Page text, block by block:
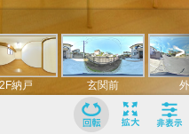
2F納戸 玄関前
>